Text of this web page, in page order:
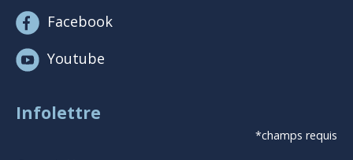
Facebook
Youtube
Infolettre
*champs requis